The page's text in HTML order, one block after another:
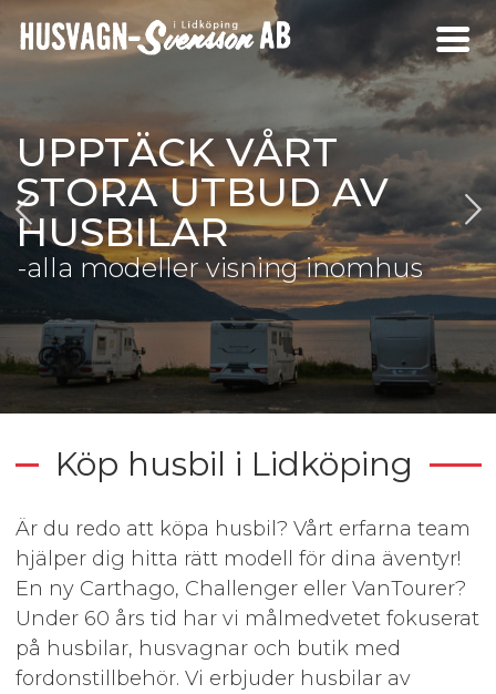
UPPTÄCK VÅRT
STORA UTBUD AV
HUSBILAR
-alla modeller visning inomhus
Köp husbil i Lidköping
Är du redo att köpa husbil? Vårt erfarna team
hjälper dig hitta rätt modell för dina äventyr!
En ny Carthago, Challenger eller VanTourer?
Under 60 års tid har vi målmedvetet fokuserat
på husbilar, husvagnar och butik med
fordonstillbehör. Vi erbjuder husbilar av